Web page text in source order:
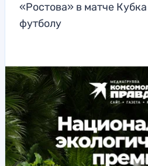
«Ростова» в матче
футболу